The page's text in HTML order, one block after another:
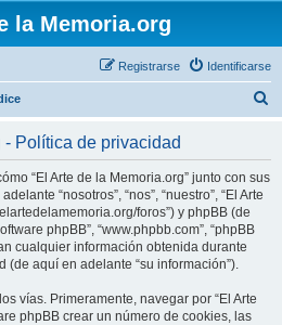
la Memoria.org
Identificarse
Registrarse
- Política de privacidad
“El Arte de la Memoria.org” junto con sus
“nosotros”, “nos”, “nuestro”, “El Arte
foros”) y phpBB (de
phpBB”, “www.phpbb.com”, “phpBB
cualquier información obtenida durante
(de aquí en adelante “su información”).
vías. Primeramente, navegar por “El Arte
phpBB crear un número de cookies, las